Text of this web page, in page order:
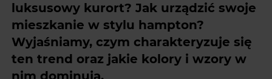
luksusowy kurort? Jak urządzić swoje
mieszkanie w stylu hampton?
Wyjaśniamy, czym charakteryzuje się
ten trend oraz jakie kolory i wzory w
nim dominują.